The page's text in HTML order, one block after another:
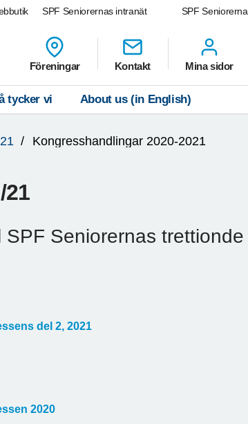
SPF Seniorerna
SPF Seniorernas intranät
Föreningar Kontakt Mina sidor
tycker vi About us (in English)
Kongresshandlingar 2020-2021
Seniorernas trettionde
del 2, 2021
2020